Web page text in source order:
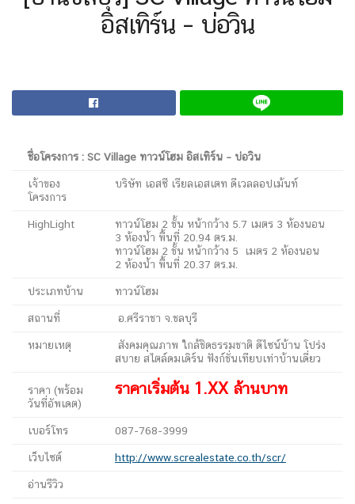
อิสเทิร์น – บ่อวิน
ชื่อโครงการ : SC Village ทาวน์โฮม อิสเทิร์น – บ่อวิน
เจ้าของ
โครงการ
บริษัท เอสซี เรียลเอสเตท ดีเวลลอปเม้นท์
HighLight
ทาวน์โฮม 2 ชั้น หน้ากว้าง 5.7 เมตร 3 ห้องนอน
3 ห้องน้ำ พื้นที่ 20.94 ตร.ม.
ทาวน์โฮม 2 ชั้น หน้ากว้าง 5 เมตร 2 ห้องนอน
2 ห้องน้ำ พื้นที่ 20.37 ตร.ม.
ประเภทบ้าน ทาวน์โฮม
สถานที่ อ.ศรีราชา จ.ชลบุรี
หมายเหตุ
สังคมคุณภาพ ใกล้ชิดธรรมชาติ ดีไซน์บ้าน โปร่ง
สบาย สไตล์ดมเดิร์น ฟังก์ชั่นเทียบเท่าบ้านเดี่ยว
ราคา (พร้อม
วันที่อัพเดต)
ราคาเริ่มต้น 1.XX ล้านบาท
เบอร์โทร 087-768-3999
เว็บไซต์ http://www.screalestate.co.th/scr/
อ่านรีวิว